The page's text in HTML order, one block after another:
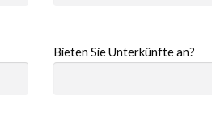
Bieten Sie Unterkünfte an?